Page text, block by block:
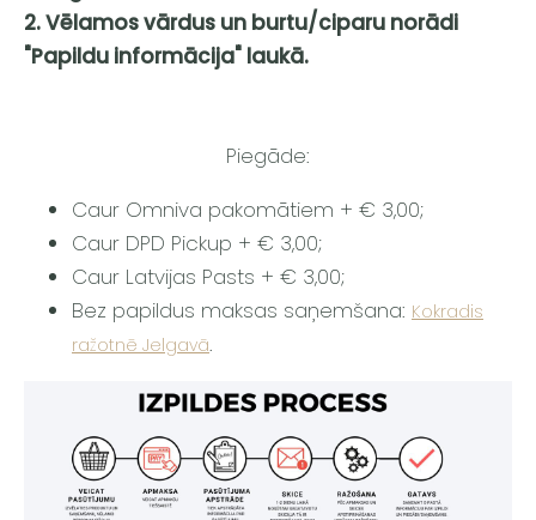
2. Vēlamos vārdus un burtu/ciparu norādi
"Papildu informācija" laukā.
Piegāde:
Caur Omniva pakomātiem + € 3,00;
Caur DPD Pickup + € 3,00;
Caur Latvijas Pasts + € 3,00;
Bez papildus maksas saņemšana: Kokradis
ražotnē Jelgavā.